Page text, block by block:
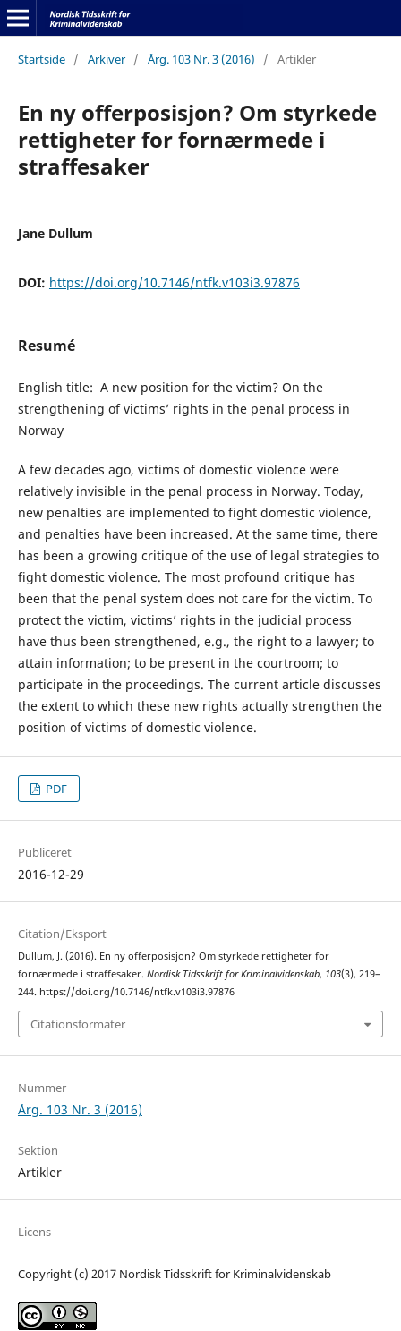
Startside / Arkiver / Årg. 103 Nr. 3 (2016) / Artikler
En ny offerposisjon? Om styrkede
rettigheter for fornærmede i
straffesaker
Jane Dullum
DOI: https://doi.org/10.7146/ntfk.v103i3.97876
Resumé
English title: A new position for the victim? On the
strengthening of victims’ rights in the penal process in
Norway
A few decades ago, victims of domestic violence were
relatively invisible in the penal process in Norway. Today,
new penalties are implemented to fight domestic violence,
and penalties have been increased. At the same time, there
has been a growing critique of the use of legal strategies to
fight domestic violence. The most profound critique has
been that the penal system does not care for the victim. To
protect the victim, victims’ rights in the judicial process
have thus been strengthened, e.g., the right to a lawyer; to
attain information; to be present in the courtroom; to
participate in the proceedings. The current article discusses
the extent to which these new rights actually strengthen the
position of victims of domestic violence.
PDF
Publiceret
2016-12-29
Citation/Eksport
Dullum, J. (2016). En ny offerposisjon? Om styrkede rettigheter for
fornærmede i straffesaker. Nordisk Tidsskrift for Kriminalvidenskab, 103(3), 219–
244. https://doi.org/10.7146/ntfk.v103i3.97876
Citationsformater
Nummer
Årg. 103 Nr. 3 (2016)
Sektion
Artikler
Licens
Copyright (c) 2017 Nordisk Tidsskrift for Kriminalvidenskab